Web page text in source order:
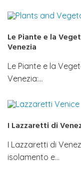
Le Piante e la
Venezia
Le Piante e la
Venezia:…
I Lazzaretti di
I Lazzaretti di
isolamento e…